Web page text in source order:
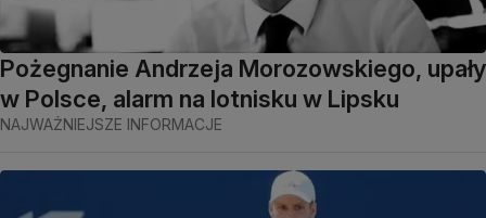
Pożegnanie Andrzeja Morozowskiego, upały
w Polsce, alarm na lotnisku w Lipsku
NAJWAŻNIEJSZE INFORMACJE